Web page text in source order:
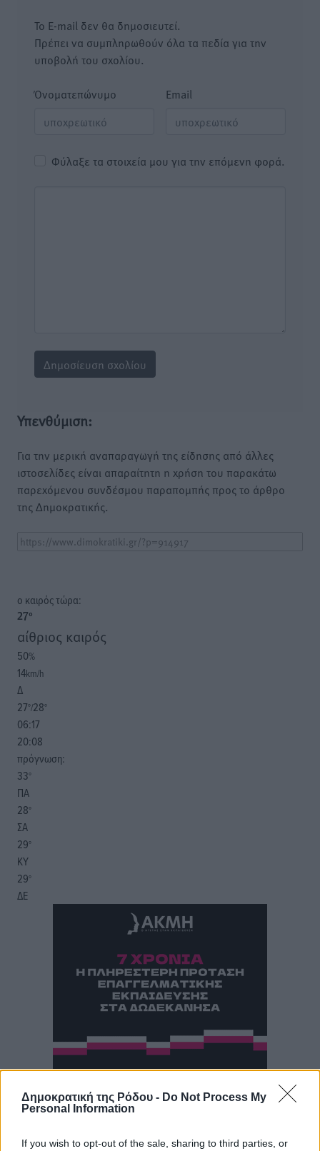
Δημοκρατική της Ρόδου - Do Not Process My
Personal Information
If you wish to opt-out of the sale, sharing to third parties, or
Το E-mail δεν θα δημοσιευτεί.
Πρέπει να συμπληρωθούν όλα τα πεδία για την
υποβολή του σχολίου.
Όνοματεπώνυμο Email
Φύλαξε τα στοιχεία μου για την επόμενη φορά.
Υπενθύμιση:
Για την μερική αναπαραγωγή της είδησης από άλλες
ιστοσελίδες είναι απαραίτητη η χρήση του παρακάτω
παρεχόμενου συνδέσμου παραπομπής προς το άρθρο
της Δημοκρατικής.
o καιρός τώρα:
27°
αίθριος καιρός
50%
14km/h
Δ
27°/28°
06:17
20:08
πρόγνωση:
33°
ΠΑ
28°
ΣΑ
29°
ΚΥ
29°
ΔΕ